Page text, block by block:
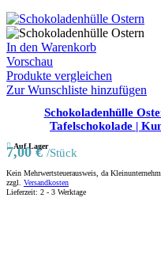
In den Warenkorb
Vorschau
Produkte vergleichen
Zur Wunschliste hinzufügen
Schokoladenhülle
Tafelschokolade |
Auf Lager
7,00€ /Stück
Kein Mehrwertsteuerausweis, da
zzgl. Versandkosten
Lieferzeit: 2 - 3 Werktage